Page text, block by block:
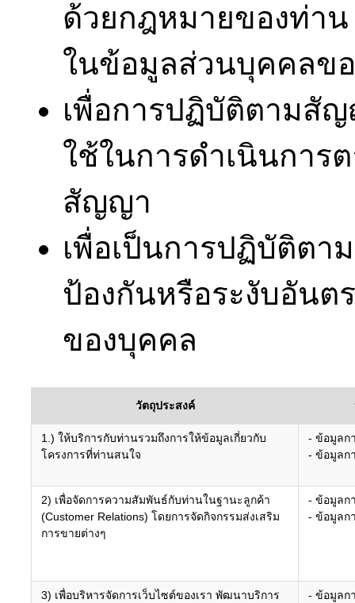
ด้วยกฎหมายของท่า
ในข้อมูลส่วนบุคคลข
เพื่อการปฏิบัติตามสั
ใช้ในการดำเนินการ
สัญญา
เพื่อเป็นการปฏิบัติตา
ป้องกันหรือระงับอันต
ของบุคคล
วัตถุประสงค์
1.) ให้บริการกับท่านรวมถึงการให้ข้อมูลเกี่ยวกับ
โครงการที่ท่านสนใจ
- ข้อมูลก
- ข้อมูลก
2) เพื่อจัดการความสัมพันธ์กับท่านในฐานะลูกค้า
(Customer Relations) โดยการจัดกิจกรรมส่งเสริม
การขายต่างๆ
- ข้อมูลก
- ข้อมูลก
3) เพื่อบริหารจัดการเว็บไซต์ของเรา พัฒนาบริการ
- ข้อมูลก